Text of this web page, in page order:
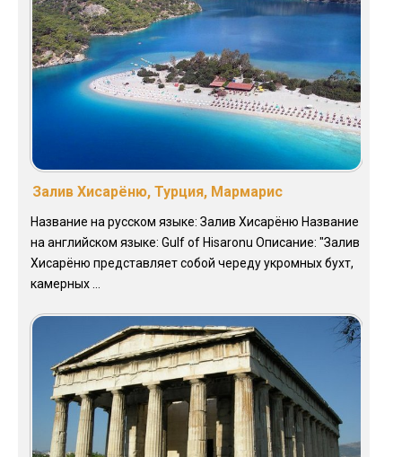
Залив Хисарёню, Турция, Мармарис
Название на русском языке: Залив Хисарёню Название
на английском языке: Gulf of Hisaronu Описание: "Залив
Хисарёню представляет собой череду укромных бухт,
камерных ...